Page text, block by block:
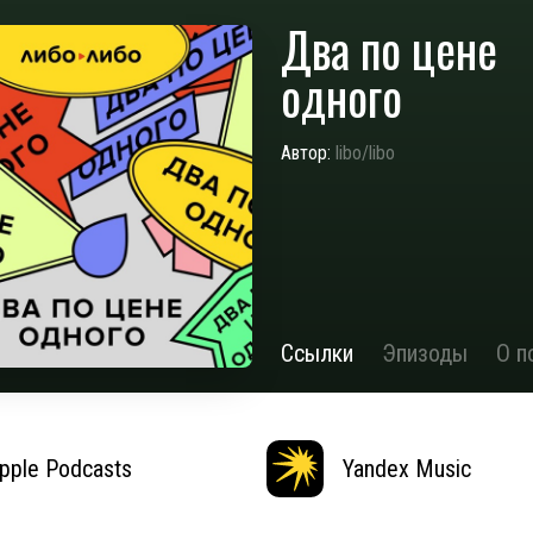
Два по цене
одного
Автор: libo/libo
Ссылки Эпизоды О
Podcasts Yandex Music